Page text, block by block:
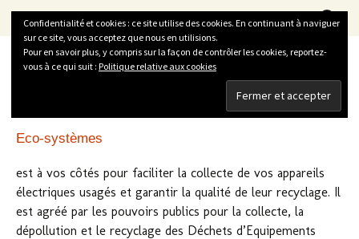
LVDD
La Vitrine du Développement Durable
Menu
Aller
au
contenu
Eco-systèmes
est à vos côtés pour faciliter la collecte de vos appareils
électriques usagés et garantir la qualité de leur recyclage. Il
est agréé par les pouvoirs publics pour la collecte, la
dépollution et le recyclage des Déchets d’Equipements
Confidentialité et cookies : ce site utilise des cookies. En continuant à naviguer
sur ce site, vous acceptez que nous en utilisions.
Pour en savoir plus, y compris sur la façon de contrôler les cookies, reportez-
vous à ce qui suit : Politique relative aux cookies